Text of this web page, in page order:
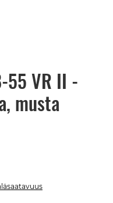
55 VR II -
musta